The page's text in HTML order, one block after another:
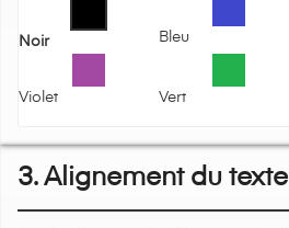
Noir Bleu
Violet Vert
3. Alignement du texte